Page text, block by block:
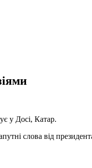
у Досі, Катар.
слова від